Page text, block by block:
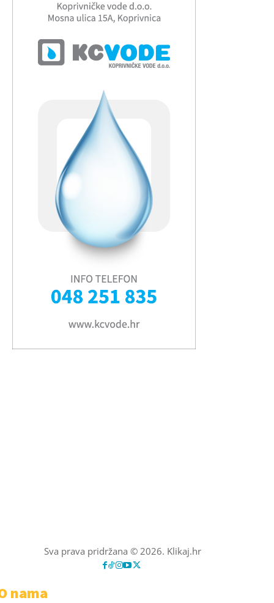
Sva prava pridržana © 2026. Klikaj.hr
nama